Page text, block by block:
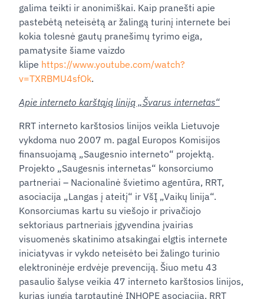
galima teikti ir anonimiškai. Kaip pranešti apie
pastebėtą neteisėtą ar žalingą turinį internete bei
kokia tolesnė gautų pranešimų tyrimo eiga,
pamatysite šiame vaizdo
klipe https://www.youtube.com/watch?
v=TXRBMU4sfOk.
Apie interneto karštąją liniją „Švarus internetas“
RRT interneto karštosios linijos veikla Lietuvoje
vykdoma nuo 2007 m. pagal Europos Komisijos
finansuojamą „Saugesnio interneto“ projektą.
Projekto „Saugesnis internetas“ konsorciumo
partneriai – Nacionalinė švietimo agentūra, RRT,
asociacija „Langas į ateitį“ ir VšĮ „Vaikų linija“.
Konsorciumas kartu su viešojo ir privačiojo
sektoriaus partneriais įgyvendina įvairias
visuomenės skatinimo atsakingai elgtis internete
iniciatyvas ir vykdo neteisėto bei žalingo turinio
elektroninėje erdvėje prevenciją. Šiuo metu 43
pasaulio šalyse veikia 47 interneto karštosios linijos,
kurias jungia tarptautinė INHOPE asociacija. RRT